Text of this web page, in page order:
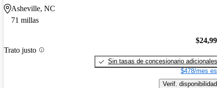
Asheville, NC
71 millas
Trato justo
Sin tasas de concesionario adicionales
$478/mes
Verif. disponibilidad